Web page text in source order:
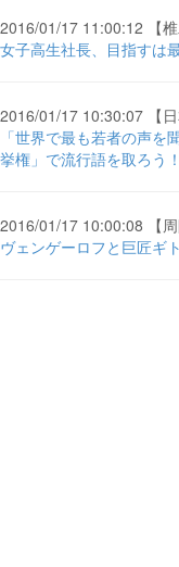
2016/01/17 11:00:12 【椎
女子高生社長、目指すは
2016/01/17 10:30:07 【日
「世界で最も若者の声
挙権」で流行語を取ろう
2016/01/17 10:00:08 【周
ヴェンゲーロフと巨匠ギ